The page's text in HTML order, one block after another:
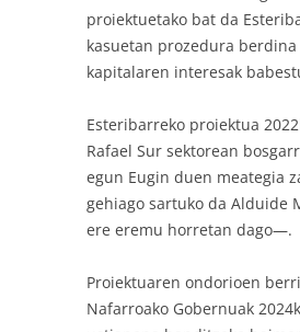
proiektuetako bat da
kasuetan prozedura
kapitalaren interesak
Esteribarreko proiektua
Rafael Sur sektorean
egun Eugin duen meategia
gehiago sartuko da Alduide
ere eremu horretan dago—.
Proiektuaren ondorioen
Nafarroako Gobernuak